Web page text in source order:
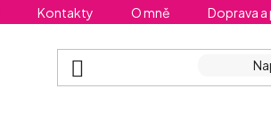
Kontakty O mně Doprava a